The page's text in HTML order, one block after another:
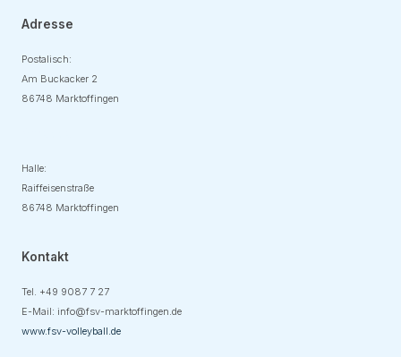
Adresse
Postalisch:
Am Buckacker 2
86748 Marktoffingen
Halle:
Raiffeisenstraße
86748 Marktoffingen
Kontakt
Tel. +49 9087 7 27
E-Mail: info@fsv-marktoffingen.de
www.fsv-volleyball.de